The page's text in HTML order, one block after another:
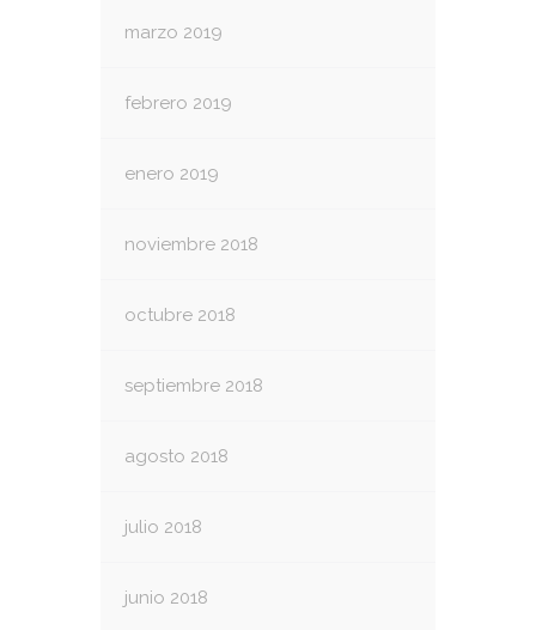
marzo 2019
febrero 2019
enero 2019
noviembre 2018
octubre 2018
septiembre 2018
agosto 2018
julio 2018
junio 2018